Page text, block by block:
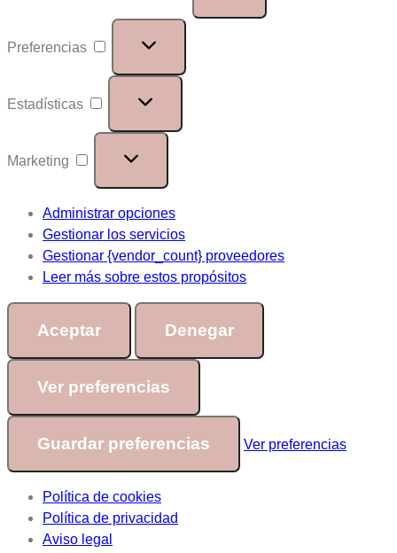
Preferencias
Estadísticas
Marketing
Administrar opciones
Gestionar los servicios
Gestionar {vendor_count} proveedores
Leer más sobre estos propósitos
Aceptar Denegar
Ver preferencias
Guardar preferencias Ver preferencias
Política de cookies
Política de privacidad
Aviso legal